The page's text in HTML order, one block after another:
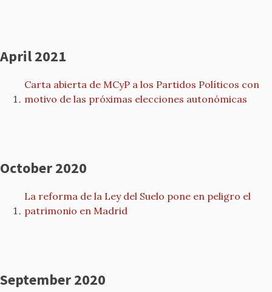
April 2021
Carta abierta de MCyP a los Partidos Políticos con
motivo de las próximas elecciones autonómicas
October 2020
La reforma de la Ley del Suelo pone en peligro el
patrimonio en Madrid
September 2020